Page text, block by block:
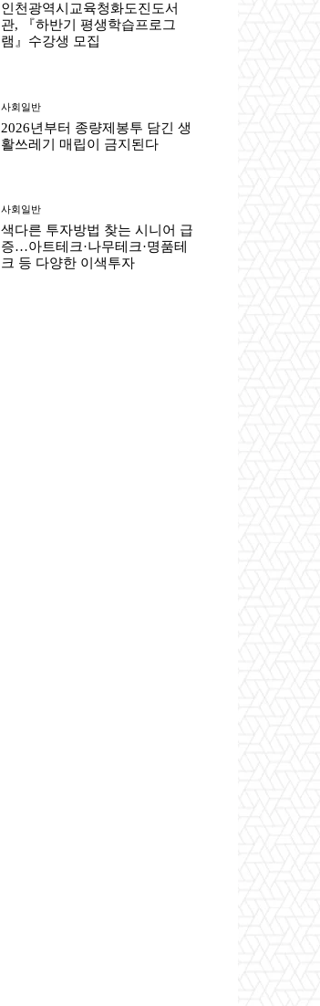
인천광역시교육청화도진도서
관, 『하반기 평생학습프로그
램』수강생 모집
사회일반
2026년부터 종량제봉투 담긴 생
활쓰레기 매립이 금지된다
사회일반
색다른 투자방법 찾는 시니어 급
증…아트테크·나무테크·명품테
크 등 다양한 이색투자